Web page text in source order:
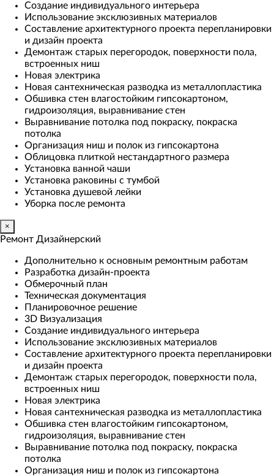
Создание индивидуального интерьера
Использование эксклюзивных материалов
Составление архитектурного проекта перепланировки
и дизайн проекта
Демонтаж старых перегородок, поверхности пола,
встроенных ниш
Новая электрика
Новая сантехническая разводка из металлопластика
Обшивка стен влагостойким гипсокартоном,
гидроизоляция, выравнивание стен
Выравнивание потолка под покраску, покраска
потолка
Организация ниш и полок из гипсокартона
Облицовка плиткой нестандартного размера
Установка ванной чаши
Установка раковины с тумбой
Установка душевой лейки
Уборка после ремонта
×
Ремонт Дизайнерский
Дополнительно к основным ремонтным работам
Разработка дизайн-проекта
Обмерочный план
Техническая документация
Планировочное решение
3D Визуализация
Создание индивидуального интерьера
Использование эксклюзивных материалов
Составление архитектурного проекта перепланировки
и дизайн проекта
Демонтаж старых перегородок, поверхности пола,
встроенных ниш
Новая электрика
Новая сантехническая разводка из металлопластика
Обшивка стен влагостойким гипсокартоном,
гидроизоляция, выравнивание стен
Выравнивание потолка под покраску, покраска
потолка
Организация ниш и полок из гипсокартона